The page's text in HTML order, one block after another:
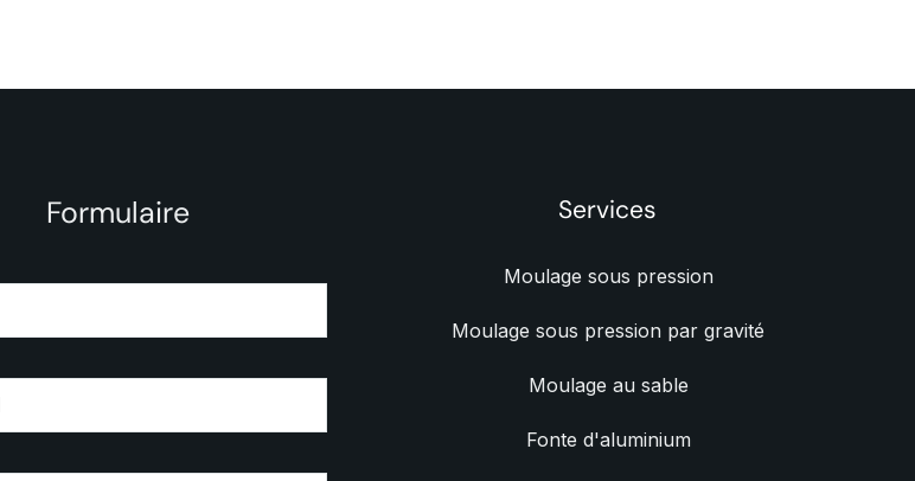
Formulaire Services
Moulage sous pression
Moulage sous pression par gravité
Moulage au sable
Fonte d'aluminium